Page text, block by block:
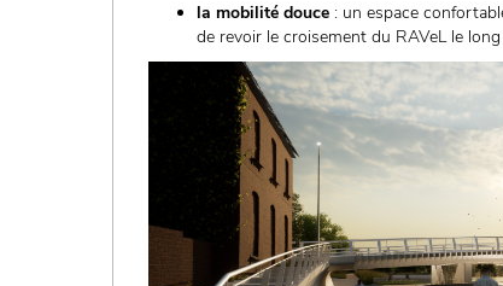
la mobilité douce : un espace
de revoir le croisement du RAVeL le